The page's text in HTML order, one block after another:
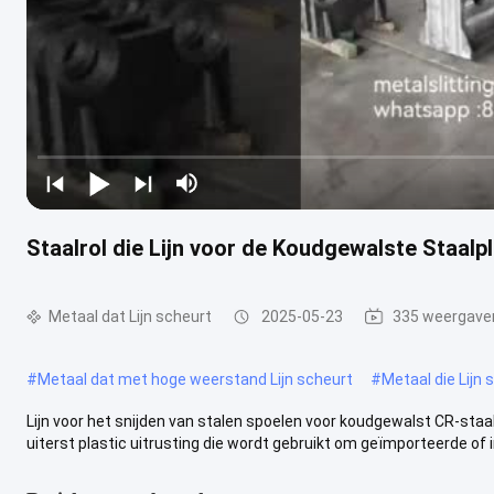
Staalrol die Lijn voor de Koudgewalste
Metaal dat Lijn scheurt 2025-05-23 335
#Metaal dat met hoge weerstand Lijn scheurt #Metaal die Lijn
Lijn voor het snijden van stalen spoelen voor koudgewalst CR-
uiterst plastic uitrusting die wordt gebruikt om geïmporteerde of